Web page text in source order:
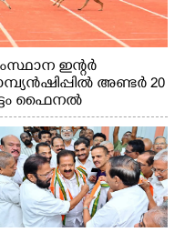
ഇന്റർ
അണ്ടർ 20
ഫൈനൽ
കുറുകെ ഓടുന്ന